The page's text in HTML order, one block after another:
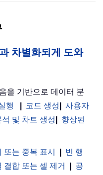
차별화되게 도와
음을 기반으로 데이터 분
행 코드 생성
사용자
및 차트 생성
향상된
또는 중복 표시
빈 행
결합 또는 셀 제거
공